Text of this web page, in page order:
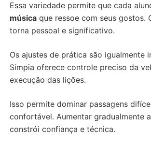
Essa variedade permite que cada
música que ressoe com seus gostos.
torna pessoal e significativo.
Os ajustes de prática são igualmente
Simpia oferece controle preciso da
execução das lições.
Isso permite dominar passagens
confortável. Aumentar gradualmente
constrói confiança e técnica.